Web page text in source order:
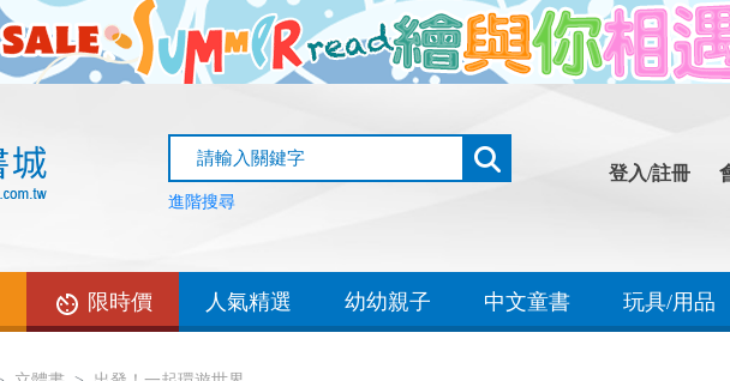
進階搜尋
登入/註冊
限時價 人氣精選 幼幼親子 中文童書 玩具/用品